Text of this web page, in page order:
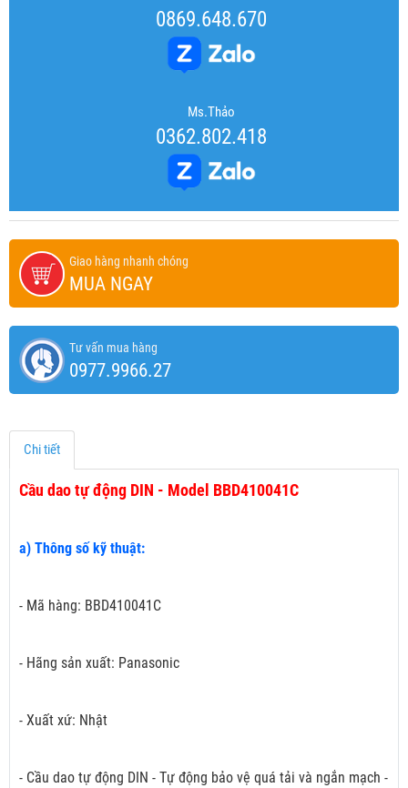
0869.648.670
Ms.Thảo
0362.802.418
Giao hàng nhanh chóng
MUA NGAY
Tư vấn mua hàng
0977.9966.27
Chi tiết
Cầu dao tự động DIN - Model BBD410041C
a) Thông số kỹ thuật:
- Mã hàng: BBD410041C
- Hãng sản xuất: Panasonic
- Xuất xứ: Nhật
- Cầu dao tự động DIN - Tự động bảo vệ quá tải và ngắn mạch -